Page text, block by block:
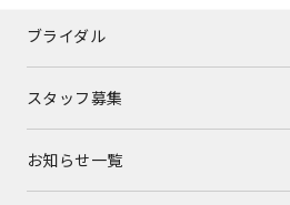
ブライダル
スタッフ募集
お知らせ一覧